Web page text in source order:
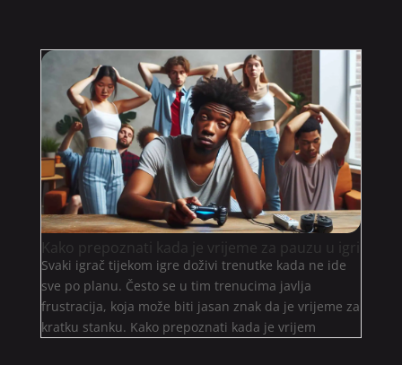
Kako prepoznati kada je vrijeme za pauzu u igri
Svaki igrač tijekom igre doživi trenutke kada ne ide
sve po planu. Često se u tim trenucima javlja
frustracija, koja može biti jasan znak da je vrijeme za
kratku stanku. Kako prepoznati kada je vrijem